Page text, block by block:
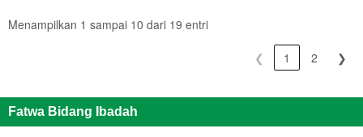
Menampilkan 1 sampai 10 dari 19 entri
❮ 1 2 ❯
Fatwa Bidang Ibadah